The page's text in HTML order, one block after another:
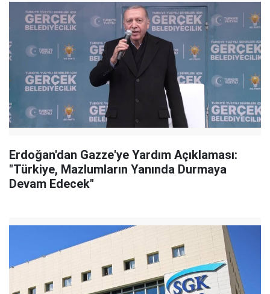
Erdoğan'dan Gazze'ye Yardım Açıklaması:
"Türkiye, Mazlumların Yanında Durmaya
Devam Edecek"